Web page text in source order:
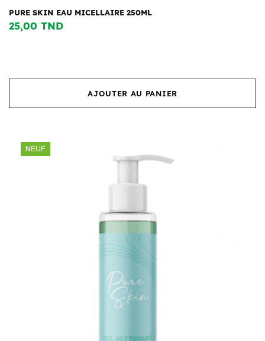
PURE SKIN EAU MICELLAIRE 250ML
25,00 TND
AJOUTER AU PANIER
NEUF